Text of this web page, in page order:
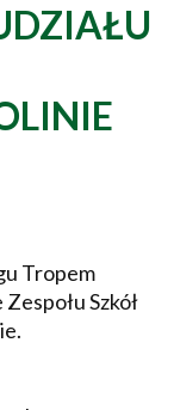
Tropem
Szkół